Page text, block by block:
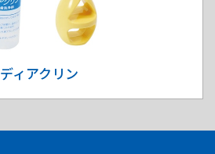
ディアクリン